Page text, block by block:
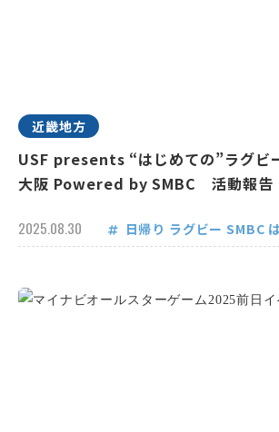
近畿地方
USF presents “はじめての”ラグビ
大阪 Powered by SMBC 活動報告
2025.08.30 日帰り ラグビー SMBC